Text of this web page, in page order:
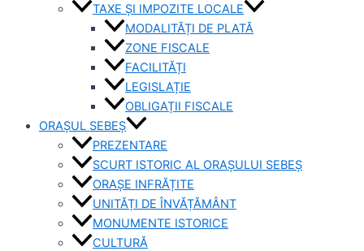
TAXE ȘI IMPOZITE LOCALE
MODALITĂȚI DE PLATĂ
ZONE FISCALE
FACILITĂȚI
LEGISLAȚIE
OBLIGAȚII FISCALE
ORAȘUL SEBEȘ
PREZENTARE
SCURT ISTORIC AL ORAȘULUI SEBEȘ
ORAȘE INFRĂȚITE
UNITĂȚI DE ÎNVĂȚĂMÂNT
MONUMENTE ISTORICE
CULTURĂ